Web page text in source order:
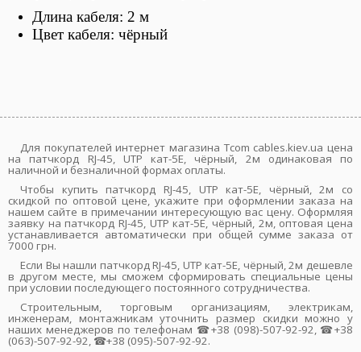
Длина кабеля: 2 м
Цвет кабеля: чёрный
Для покупателей интернет магазина Tcom cables.kiev.ua цена
на патчкорд RJ-45, UTP кат-5E, чёрный, 2м одинаковая по
наличной и безналичной формах оплаты.
Чтобы купить патчкорд RJ-45, UTP кат-5E, чёрный, 2м со
скидкой по оптовой цене, укажите при оформлении заказа на
нашем сайте в примечании интересующую вас цену. Оформляя
заявку на патчкорд RJ-45, UTP кат-5E, чёрный, 2м, оптовая цена
устанавливается автоматически при общей сумме заказа от
7000 грн.
Если Вы нашли патчкорд RJ-45, UTP кат-5E, чёрный, 2м дешевле
в другом месте, мы сможем сформировать специальные цены
при условии последующего постоянного сотрудничества.
Строительным, торговым организациям, электрикам,
инженерам, монтажникам уточнить размер скидки можно у
наших менеджеров по телефонам ☎+38 (098)-507-92-92, ☎+38
(063)-507-92-92, ☎+38 (095)-507-92-92.